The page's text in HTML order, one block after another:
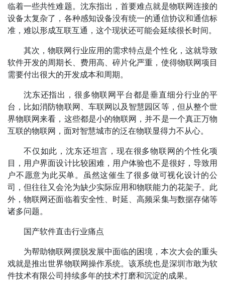
临着一些共性难题。沈东指出，首要难点就是物联网连接的
设备太复杂了，各种感知设备没有统一的通信协议和通信标
准，难以形成互联互通，这个现状还可能会延续很长时间。
其次，物联网行业应用的需求特点是个性化，这就导致
软件开发的周期长、费用高、碎片化严重，使得物联网项目
需要付出很大的开发成本和周期。
沈东还指出，很多物联网平台都是垂直细分行业的平
台，比如消防物联网、车联网以及智慧园区等，但从整个世
界物联网来看，这些都是小的物联网，并不是一个真正万物
互联的物联网，面对智慧城市的泛在物联显得力不从心。
不仅如此，沈东还坦言，现在很多物联网的个性化项
目，用户界面设计比较困难，用户体验也不是很好，导致用
户不愿意为此买单。虽然这催生了很多做可视化设计的公
司，但往往又会沦为缺少实际应用和物联能力的花架子。此
外，物联网还面临着安全性、时延、高频采集与数据存储等
诸多问题。
国产软件直击行业痛点
为帮助物联网摆脱发展中面临的困境，本次大会的重头
戏就是推出世界物联网操作系统。该系统也是深圳市敢为软
件技术有限公司持续多年的技术打磨和沉淀的成果。